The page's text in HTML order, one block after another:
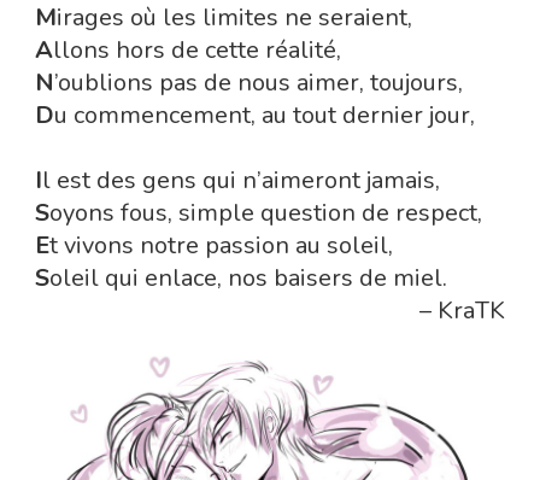
Mirages où les limites ne seraient,
Allons hors de cette réalité,
N’oublions pas de nous aimer, toujours,
Du commencement, au tout dernier jour,
Il est des gens qui n’aimeront jamais,
Soyons fous, simple question de respect,
Et vivons notre passion au soleil,
Soleil qui enlace, nos baisers de miel.
– KraTK